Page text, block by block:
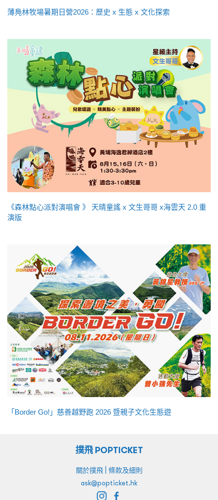
薄鳧林牧場暑期日營2026：歷史 x 生態 x 文化探索
《森林點心派對演唱會 》 天晴童謠 x 文生哥哥 x海雲天 2.0 重
演版
「Border Go!」慈善越野跑 2026 暨親子文化生態遊
撲飛 POPTICKET
關於撲飛| 條款及細則
ask@popticket.hk